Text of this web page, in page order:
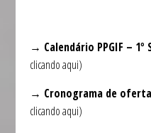
→ Calendário PPGIF – 1º
clicando aqui)
→ Cronograma de
clicando aqui)